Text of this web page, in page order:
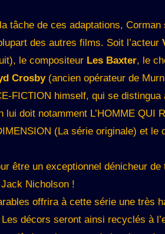
tâche de ces adaptations, Corman
des autres films. Soit l’acteur
le compositeur Les Baxter, le
Crosby(ancien opérateur de
FICTION himself, qui se
lui doit notamment L’HOMME QUI
(La série originale) et
être un exceptionnel dénicheur
Nicholson !
offrira à cette série une très
décors seront ainsi recyclés à